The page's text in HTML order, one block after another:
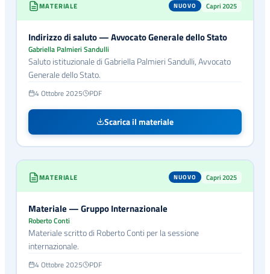
MATERIALE NUOVO Capri 2025
Indirizzo di saluto — Avvocato Generale dello Stato
Gabriella Palmieri Sandulli
Saluto istituzionale di Gabriella Palmieri Sandulli, Avvocato
Generale dello Stato.
4 Ottobre 2025 PDF
Scarica il materiale
MATERIALE NUOVO Capri 2025
Materiale — Gruppo Internazionale
Roberto Conti
Materiale scritto di Roberto Conti per la sessione
internazionale.
4 Ottobre 2025 PDF